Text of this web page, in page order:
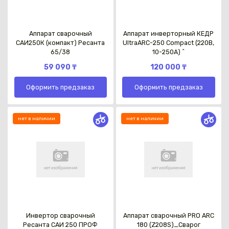
Аппарат сварочный
САИ250К (компакт) Ресанта
65/38
59 090 ₸
Оформить предзаказ
Аппарат инверторный КЕДР
UltraARC-250 Compact (220В,
10-250А) ^
120 000 ₸
Оформить предзаказ
нет в наличии
Инвертор сварочный
Ресанта САИ 250 ПРОФ
нет в наличии
Аппарат сварочный PRO ARC
180 (Z208S)_Сварог